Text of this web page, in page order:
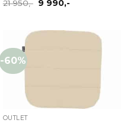
21 950,- Opprinnelig
950,-.
9 990,-Nåværende
990,-.
-60%
OUTLET